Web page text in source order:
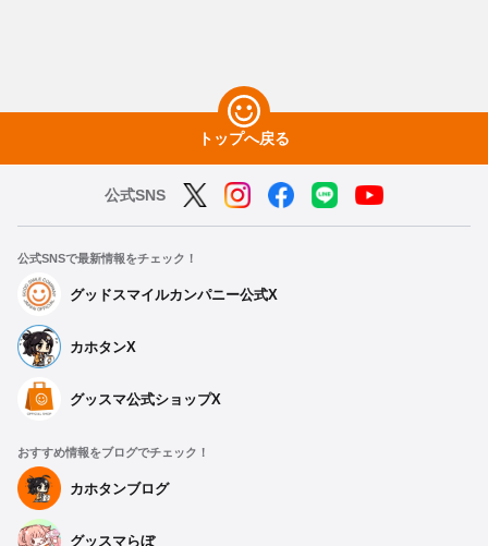
トップへ戻る
公式SNS
公式SNSで最新情報をチェック！
グッドスマイルカンパニー公式X
カホタンX
グッスマ公式ショップX
おすすめ情報をブログでチェック！
カホタンブログ
グッスマらぼ